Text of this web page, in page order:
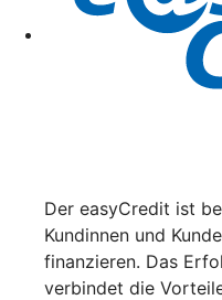
Der easyCredit ist
Kundinnen und
finanzieren. Das
verbindet die